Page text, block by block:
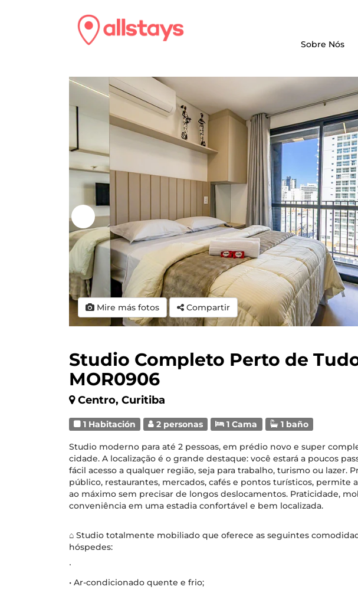
Sobre Nós
Mire más fotos Compartir
Studio Completo Perto de
MOR0906
Centro, Curitiba
1 Habitación 2 personas 1 Cama 1 baño
Studio moderno para até 2 pessoas, em prédio novo e super
cidade. A localização é o grande destaque: você estará a poucos
fácil acesso a qualquer região, seja para trabalho, turismo ou lazer.
público, restaurantes, mercados, cafés e pontos turísticos, permite
ao máximo sem precisar de longos deslocamentos. Praticidade,
conveniência em uma estadia confortável e bem localizada.
⌂ Studio totalmente mobiliado que oferece as seguintes
hóspedes:
∙
• Ar-condicionado quente e frio;